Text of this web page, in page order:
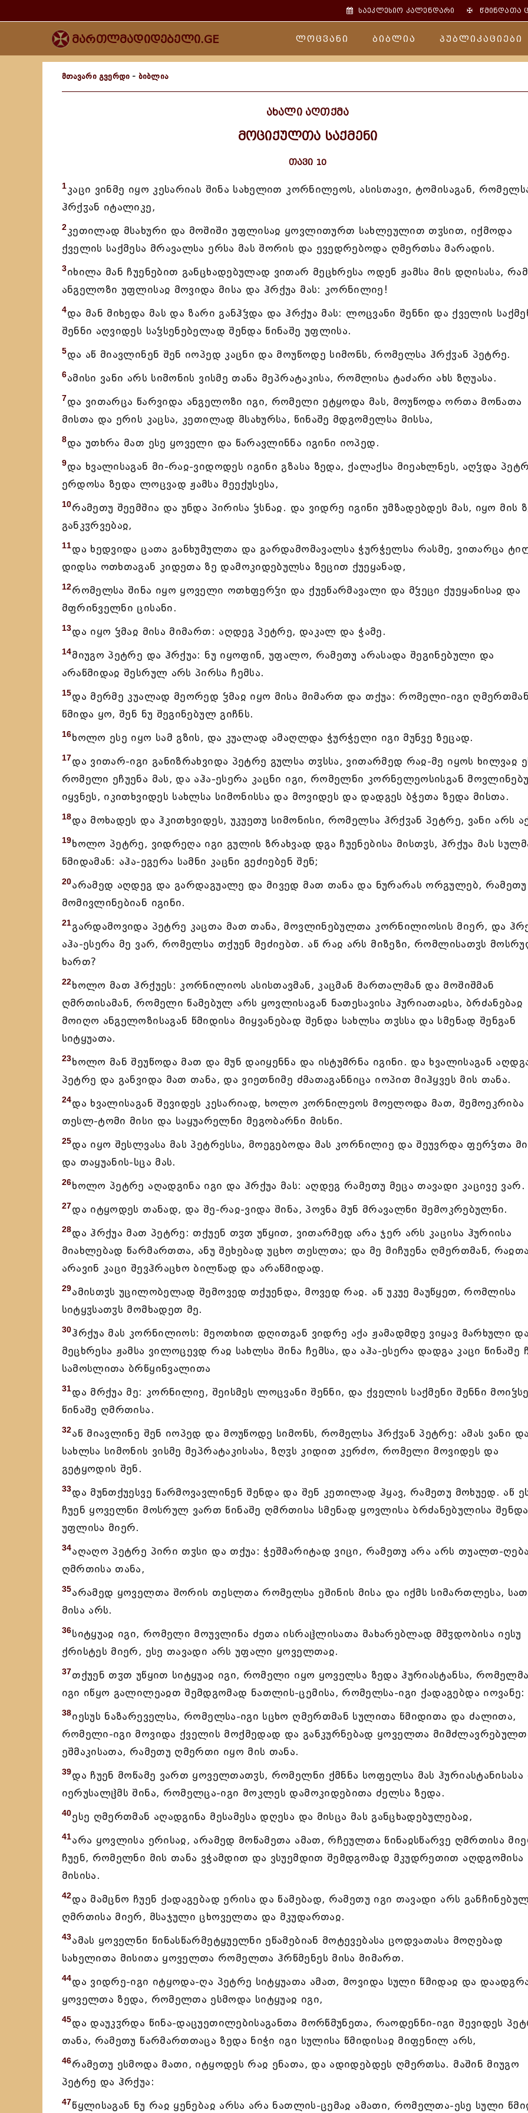
საეკლესიო კალენდარი ✠წმინდათა
მართლმადიდებელი.GE ლოცვანი ბიბლია პუბლიკაციები
მთავარი გვერდი - ბიბლია
ახალი აღთქმა
მოციქულთა საქმენი
თავი 10
1კაცი ვინმე იყო კესარიას შინა სახელით კორნილეოს, ასისთავი, ტომისაგან,
ჰრქჳან იტალიკე,
2კეთილად მსახური და მოშიში უფლისაჲ ყოვლითურთ სახლეულით თჳსით, იქმოდა
ქველის საქმესა მრავალსა ერსა მას შორის და ევედრებოდა ღმერთსა მარადის.
3იხილა მან ჩუენებით განცხადებულად ვითარ მეცხრესა ოდენ ჟამსა მის დღისასა,
ანგელოზი უფლისაჲ მოვიდა მისა და ჰრქუა მას: კორნილიე!
4და მან მიხედა მას და ზარი განჰჴდა და ჰრქუა მას: ლოცვანი შენნი და ქველის
შენნი აღვიდეს საჴსენებელად შენდა წინაშე უფლისა.
5და აწ მიავლინენ შენ იოპედ კაცნი და მოუწოდე სიმონს, რომელსა ჰრქჳან პეტრე.
6ამისი ვანი არს სიმონის ვისმე თანა მეპრატაკისა, რომლისა ტაძარი ახს ზღუასა.
7და ვითარცა წარვიდა ანგელოზი იგი, რომელი ეტყოდა მას, მოუწოდა ორთა მონათა
მისთა და ერის კაცსა, კეთილად მსახურსა, წინაშე მდგომელსა მისსა,
8და უთხრა მათ ესე ყოველი და წარავლინნა იგინი იოპედ.
9და ხვალისაგან მი-რაჲ-ვიდოდეს იგინი გზასა ზედა, ქალაქსა მიეახლნეს, აღჴდა
ერდოსა ზედა ლოცვად ჟამსა მეექუსესა,
10რამეთუ შეემშია და უნდა პირისა ჴსნაჲ. და ვიდრე იგინი უმზადებდეს მას, იყო მის
განკჳრვებაჲ,
11და ხედვიდა ცათა განხუმულთა და გარდამომავალსა ჭურჭელსა რასმე, ვითარცა
დიდსა ოთხთაგან კიდეთა ზე დამოკიდებულსა ზეცით ქუეყანად,
12რომელსა შინა იყო ყოველი ოთხფერჴი და ქუეწარმავალი და მჴეცი ქუეყანისაჲ და
მფრინველნი ცისანი.
13და იყო ჴმაჲ მისა მიმართ: აღდეგ პეტრე, დაკალ და ჭამე.
14მიუგო პეტრე და ჰრქუა: ნუ იყოფინ, უფალო, რამეთუ არასადა შეგინებული და
არაწმიდაჲ შესრულ არს პირსა ჩემსა.
15და მერმე კუალად მეორედ ჴმაჲ იყო მისა მიმართ და თქუა: რომელი-იგი ღმერთმან
წმიდა ყო, შენ ნუ შეგინებულ გიჩნს.
16ხოლო ესე იყო სამ გზის, და კუალად ამაღლდა ჭურჭელი იგი მუნვე ზეცად.
17და ვითარ-იგი განიზრახვიდა პეტრე გულსა თჳსსა, ვითარმედ რაჲ-მე იყოს ხილვაჲ
რომელი ეჩუენა მას, და აჰა-ესერა კაცნი იგი, რომელნი კორნელეოსისგან
იყვნეს, იკითხვიდეს სახლსა სიმონისსა და მოვიდეს და დადგეს ბჭეთა ზედა მისთა.
18და მოხადეს და ჰკითხვიდეს, უკუეთუ სიმონისი, რომელსა ჰრქჳან პეტრე, ვანი არს
19ხოლო პეტრე, ვიდრეღა იგი გულის ზრახვად დგა ჩუენებისა მისთჳს, ჰრქუა მას
წმიდამან: აჰა-ეგერა სამნი კაცნი გეძიებენ შენ;
20არამედ აღდეგ და გარდაგუალე და მივედ მათ თანა და ნურარას ორგულებ, რამეთუ
მომივლინებიან იგინი.
21გარდამოვიდა პეტრე კაცთა მათ თანა, მოვლინებულთა კორნილიოსის მიერ, და
აჰა-ესერა მე ვარ, რომელსა თქუენ მეძიებთ. აწ რაჲ არს მიზეზი, რომლისათჳს
ხართ?
22ხოლო მათ ჰრქუეს: კორნილიოს ასისთავმან, კაცმან მართალმან და მოშიშმან
ღმრთისამან, რომელი წამებულ არს ყოვლისაგან ნათესავისა ჰურიათაჲსა, ბრძანებაჲ
მოიღო ანგელოზისაგან წმიდისა მიყვანებად შენდა სახლსა თჳსსა და სმენად შენგან
სიტყუათა.
23ხოლო მან შეუწოდა მათ და მუნ დაიყენნა და ისტუმრნა იგინი. და ხვალისაგან
პეტრე და განვიდა მათ თანა, და ვიეთნიმე ძმათაგანნიცა იოპით მიჰყვეს მის თანა.
24და ხვალისაგან შევიდეს კესარიად, ხოლო კორნილეოს მოელოდა მათ, შემოეკრიბა
თესლ-ტომი მისი და საყუარელნი მეგობარნი მისნი.
25და იყო შესლვასა მას პეტრესსა, მოეგებოდა მას კორნილიე და შეუვრდა ფერჴთა
და თაყუანის-სცა მას.
26ხოლო პეტრე აღადგინა იგი და ჰრქუა მას: აღდეგ რამეთუ მეცა თავადი კაცივე ვარ.
27და იტყოდეს თანად, და შე-რაჲ-ვიდა შინა, პოვნა მუნ მრავალნი შემოკრებულნი.
28და ჰრქუა მათ პეტრე: თქუენ თჳთ უწყით, ვითარმედ არა ჯერ არს კაცისა ჰურიისა
მიახლებად წარმართთა, ანუ შეხებად უცხო თესლთა; და მე მიჩუენა ღმერთმან, რაჲთა
არავინ კაცი შევჰრაცხო ბილწად და არაწმიდად.
29ამისთჳს უცილობელად შემოვედ თქუენდა, მოვედ რაჲ. აწ უკუე მაუწყეთ, რომლისა
სიტყჳსათჳს მომხადეთ მე.
30ჰრქუა მას კორნილიოს: მეოთხით დღითგან ვიდრე აქა ჟამადმდე ვიყავ მარხული და
მეცხრესა ჟამსა ვილოცევდ რაჲ სახლსა შინა ჩემსა, და აჰა-ესერა დადგა კაცი წინაშე
სამოსლითა ბრწყინვალითა
31და მრქუა მე: კორნილიე, შეისმეს ლოცვანი შენნი, და ქველის საქმენი შენნი
წინაშე ღმრთისა.
32აწ მიავლინე შენ იოპედ და მოუწოდე სიმონს, რომელსა ჰრქჳან პეტრე: ამას ვანი
სახლსა სიმონის ვისმე მეპრატაკისასა, ზღჳს კიდით კერძო, რომელი მოვიდეს და
გეტყოდის შენ.
33და მუნთქუესვე წარმოვავლინენ შენდა და შენ კეთილად ჰყავ, რამეთუ მოხუედ. აწ
ჩუენ ყოველნი მოსრულ ვართ წინაშე ღმრთისა სმენად ყოვლისა ბრძანებულისა შენდა
უფლისა მიერ.
34აღაღო პეტრე პირი თჳსი და თქუა: ჭეშმარიტად ვიცი, რამეთუ არა არს თუალთ-ღება
ღმრთისა თანა,
35არამედ ყოველთა შორის თესლთა რომელსა ეშინის მისა და იქმს სიმართლესა,
მისა არს.
36სიტყუაჲ იგი, რომელი მოუვლინა ძეთა ისრაჱლისათა მახარებლად მშჳდობისა იესუ
ქრისტეს მიერ, ესე თავადი არს უფალი ყოველთაჲ.
37თქუენ თჳთ უწყით სიტყუაჲ იგი, რომელი იყო ყოველსა ზედა ჰურიასტანსა,
იგი იწყო გალილეაჲთ შემდგომად ნათლის-ცემისა, რომელსა-იგი ქადაგებდა იოვანე:
38იესუს ნაზარეველსა, რომელსა-იგი სცხო ღმერთმან სულითა წმიდითა და ძალითა,
რომელი-იგი მოვიდა ქველის მოქმედად და განკურნებად ყოველთა
ეშმაკისათა, რამეთუ ღმერთი იყო მის თანა.
39და ჩუენ მოწამე ვართ ყოველთათჳს, რომელნი ქმნნა სოფელსა მას ჰურიასტანისასა
იერუსალჱმს შინა, რომელცა-იგი მოკლეს დამოკიდებითა ძელსა ზედა.
40ესე ღმერთმან აღადგინა მესამესა დღესა და მისცა მას განცხადებულებაჲ,
41არა ყოვლისა ერისაჲ, არამედ მოწამეთა ამათ, რჩეულთა წინაჲსწარვე ღმრთისა
ჩუენ, რომელნი მის თანა ვჭამდით და ვსუემდით შემდგომად მკუდრეთით აღდგომისა
მისისა.
42და მამცნო ჩუენ ქადაგებად ერისა და წამებად, რამეთუ იგი თავადი არს
ღმრთისა მიერ, მსაჯული ცხოველთა და მკუდართაჲ.
43ამას ყოველნი წინასწარმეტყუელნი ეწამებიან მოტევებასა ცოდვათასა მოღებად
სახელითა მისითა ყოველთა რომელთა ჰრწმენეს მისა მიმართ.
44და ვიდრე-იგი იტყოდა-ღა პეტრე სიტყუათა ამათ, მოვიდა სული წმიდაჲ და
ყოველთა ზედა, რომელთა ესმოდა სიტყუაჲ იგი,
45და დაუკჳრდა წინა-დაცუეთილებისაგანთა მორწმუნეთა, რაოდენნი-იგი შევიდეს
თანა, რამეთუ წარმართთაცა ზედა ნიჭი იგი სულისა წმიდისაჲ მიფენილ არს,
46რამეთუ ესმოდა მათი, იტყოდეს რაჲ ენათა, და ადიდებდეს ღმერთსა. მაშინ მიუგო
პეტრე და ჰრქუა:
47წყლისაგან ნუ რაჲ ყენებაჲ არსა არა ნათლის-ცემაჲ ამათი, რომელთა-ესე სული